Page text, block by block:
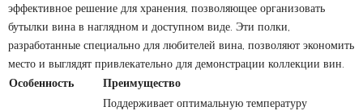
эффективное решение для хранения, позволяющее организовать
бутылки вина в наглядном и доступном виде. Эти полки,
разработанные специально для любителей вина, позволяют экономить
место и выглядят привлекательно для демонстрации коллекции вин.
Особенность
Преимущество
Поддерживает оптимальную температуру